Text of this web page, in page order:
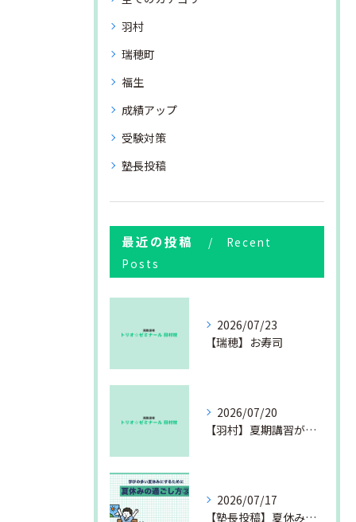
羽村
瑞穂町
福生
成績アップ
受験対策
塾長投稿
最近の投稿
Recent
Posts
2026/07/23
【瑞穂】お寿司
2026/07/20
【羽村】夏期講習が始まりました
2026/07/17
【塾長投稿】夏休みの過ごし方③